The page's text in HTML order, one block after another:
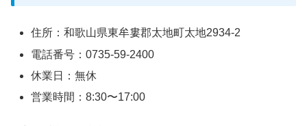
住所：和歌山県東牟婁郡太地町太地2934-2
電話番号：0735-59-2400
休業日：無休
営業時間：8:30〜17:00